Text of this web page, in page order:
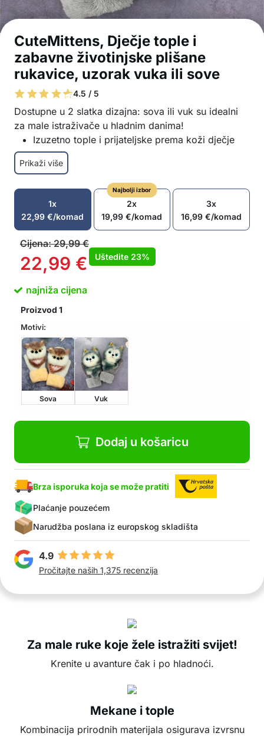
CuteMittens, Dječje tople i
zabavne životinjske plišane
rukavice, uzorak vuka ili sove
4.5 / 5
Dostupne u 2 slatka dizajna: sova ili vuk su idealni
za male istraživače u hladnim danima!
Izuzetno tople i prijateljske prema koži dječje
rukavice
Izrađene od 100% vune i eko flisa
Pokrivaju cijelu ruku i zglob
Univerzalna veličina za djecu od 6-12 godina
Lako se oblače
Izvrsno zadržavanje topline čak i pri
temperaturama ispod 0 stupnjeva Celzijusa
U paketu: 1x par CuteMittens
Prikaži više
1x
22,99€/komad
Najbolji izbor
2x
19,99€/komad
3x
16,99€/komad
Cijena:29,99€
22,99 € Uštedite 23%
najniža cijena
Proizvod1
Motivi:
Sova Vuk
Dodaj u košaricu
Brza isporuka koja se može pratiti
Plaćanje pouzećem
Narudžba poslana iz europskog skladišta
4.9
Pročitajte naših 1,375 recenzija
Za male ruke koje žele istražiti svijet!
Krenite u avanture čak i po hladnoći.
Mekane i tople
Kombinacija prirodnih materijala osigurava izvrsnu